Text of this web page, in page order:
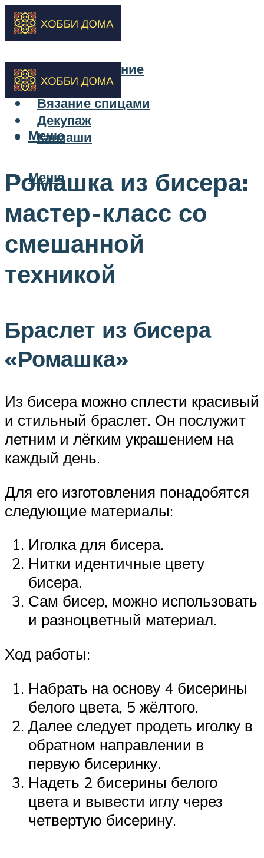
Бисероплетение
Вышивка
Вязание спицами
Декупаж
Канзаши
Меню
Меню
Ромашка из бисера:
мастер-класс со
смешанной
техникой
Браслет из бисера
«Ромашка»
Из бисера можно сплести красивый
и стильный браслет. Он послужит
летним и лёгким украшением на
каждый день.
Для его изготовления понадобятся
следующие материалы:
Иголка для бисера.
Нитки идентичные цвету
бисера.
Сам бисер, можно использовать
и разноцветный материал.
Ход работы:
Набрать на основу 4 бисерины
белого цвета, 5 жёлтого.
Далее следует продеть иголку в
обратном направлении в
первую бисеринку.
Надеть 2 бисерины белого
цвета и вывести иглу через
четвертую бисерину.